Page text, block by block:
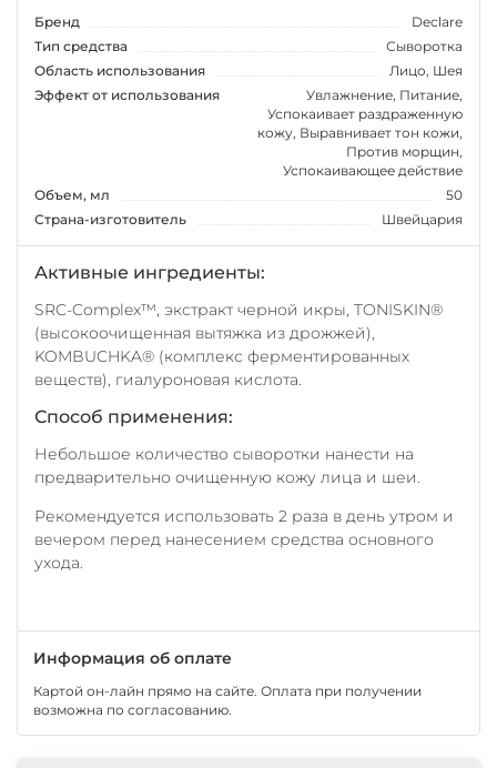
Бренд
Declare
Тип средства
Сыворотка
Область использования
Лицо, Шея
Эффект от использования
Увлажнение, Питание,
Успокаивает раздраженную
кожу, Выравнивает тон кожи,
Против морщин,
Успокаивающее действие
Объем, мл
50
Страна-изготовитель
Швейцария
Активные ингредиенты:
SRC-Complex™, экстракт черной икры, TONISKIN®
(высокоочищенная вытяжка из дрожжей),
KOMBUCHKA® (комплекс ферментированных
веществ), гиалуроновая кислота.
Способ применения:
Небольшое количество сыворотки нанести на
предварительно очищенную кожу лица и шеи.
Рекомендуется использовать 2 раза в день утром и
вечером перед нанесением средства основного
ухода.
Информация об оплате
Картой он-лайн прямо на сайте. Оплата при получении
возможна по согласованию.